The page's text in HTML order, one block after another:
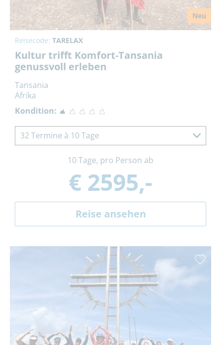
Neu
Reisecode: TARELAX
Kultur trifft Komfort-Tansania
genussvoll erleben
Tansania
Afrika
Kondition:
32 Termine à 10 Tage
10 Tage, pro Person ab
€ 2595,-
Reise ansehen